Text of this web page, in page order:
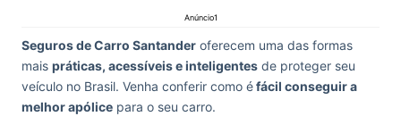
Anúncio1
Seguros de Carro Santander oferecem uma das formas
mais práticas, acessíveis e inteligentes de proteger seu
veículo no Brasil. Venha conferir como éfácil conseguir a
melhor apólice para o seu carro.